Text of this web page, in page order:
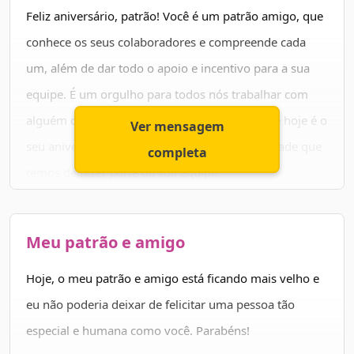
Feliz aniversário, patrão! Você é um patrão amigo, que
conhece os seus colaboradores e compreende cada
um, além de dar todo o apoio e incentivo para a sua
equipe. É um orgulho para todos nós trabalhar com
alguém como você e queremos aproveitar que hoje é o
seu aniversário para agradecer pela oportunidade que
temos de fazer parte da sua equipe.
Conte sempre com a sua equipe, com o nosso
profissionalismo e dedicação. Parabéns!
Ver mensagem
completa
Meu patrão e amigo
Hoje, o meu patrão e amigo está ficando mais velho e
eu não poderia deixar de felicitar uma pessoa tão
especial e humana como você. Parabéns!